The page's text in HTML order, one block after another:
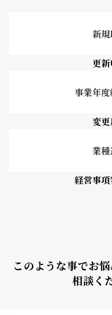
新
更
事業年
変
業
経営事
このような事でお
相談く